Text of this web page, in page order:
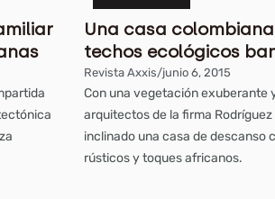
Una casa
techos ecológicos
Revista Axxis/junio 6, 2015
Con una vegetación exuberante
arquitectos de la firma
inclinado una casa de descanso
rústicos y toques africanos.